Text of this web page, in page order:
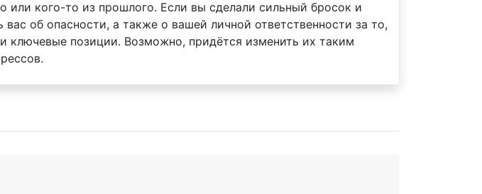
или кого-то из прошлого. Если вы сделали сильный бросок и
об опасности, а также о вашей личной ответственности за то,
ключевые позиции. Возможно, придётся изменить их таким